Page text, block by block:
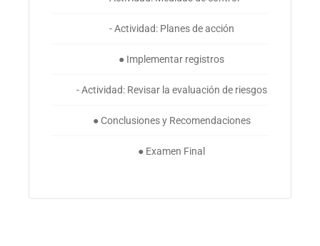
- Actividad: Planes de acción
● Implementar registros
- Actividad: Revisar la evaluación de riesgos
● Conclusiones y Recomendaciones
● Examen Final